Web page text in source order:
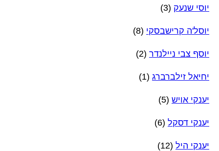
יוסי שנעק (3)
יוסל'ה קרישבסקי (8)
יוסף צבי ניילנדר (2)
יחיאל זילברברג (1)
יענקי אויש (5)
יענקי דסקל (6)
יענקי היל (12)